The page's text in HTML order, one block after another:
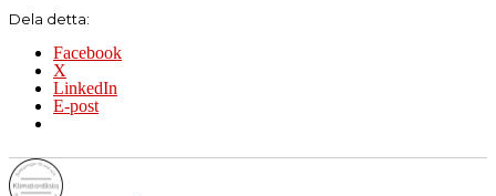
Dela detta:
Facebook
X
LinkedIn
E-post